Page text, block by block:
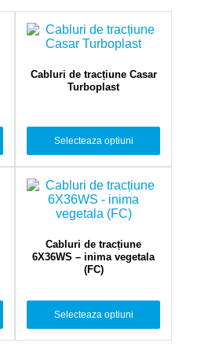
Cabluri de tracțiune Casar
Turboplast
Selecteaza optiuni
Cabluri de tracțiune
6X36WS – inima vegetala
(FC)
Selecteaza optiuni